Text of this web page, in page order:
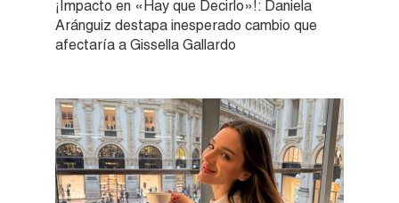
¡Impacto en «Hay que Decirlo»!: Daniela
Aránguiz destapa inesperado cambio que
afectaría a Gissella Gallardo